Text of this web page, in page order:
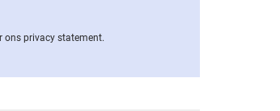
ons privacy statement.